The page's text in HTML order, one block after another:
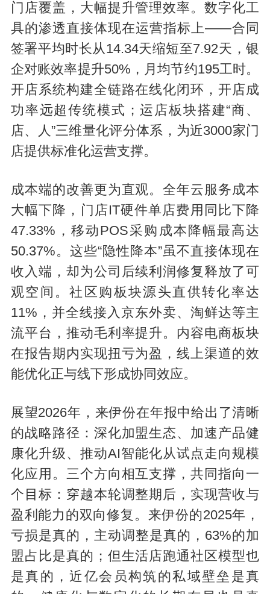
门店覆盖，大幅提升管理效率。数字化工
具的渗透直接体现在运营指标上——合同
签署平均时长从14.34天缩短至7.92天，银
企对账效率提升50%，月均节约195工时。
开店系统构建全链路在线化闭环，开店成
功率远超传统模式；运店板块搭建“商、
店、人”三维量化评分体系，为近3000家门
店提供标准化运营支撑。
成本端的改善更为直观。全年云服务成本
大幅下降，门店IT硬件单店费用同比下降
47.33%，移动POS采购成本降幅最高达
50.37%。这些“隐性降本”虽不直接体现在
收入端，却为公司后续利润修复释放了可
观空间。社区购板块源头直供转化率达
11%，并全线接入京东外卖、淘鲜达等主
流平台，推动毛利率提升。内容电商板块
在报告期内实现扭亏为盈，线上渠道的效
能优化正与线下形成协同效应。
展望2026年，来伊份在年报中给出了清晰
的战略路径：深化加盟生态、加速产品健
康化升级、推动AI智能化从试点走向规模
化应用。三个方向相互支撑，共同指向一
个目标：穿越本轮调整期后，实现营收与
盈利能力的双向修复。来伊份的2025年，
亏损是真的，主动调整是真的，63%的加
盟占比是真的；但生活店跑通社区模型也
是真的，近亿会员构筑的私域壁垒是真